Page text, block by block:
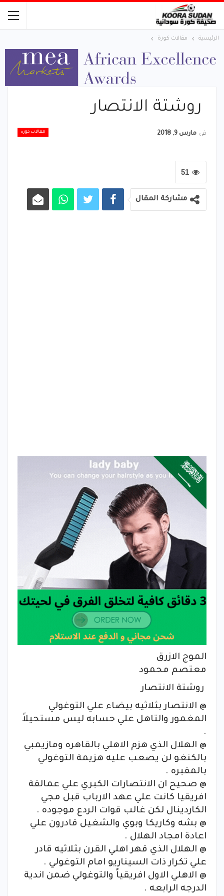
الرئيسية مقالات كورة
روشتة الانتصار
مقالات كورة في مارس 9, 2018
51
مشاركة المقال
الموج الازرق
معتصم محمود
روشتة الانتصار
@ الانتصار بثلاثيه بيضاء علي التوغولي
المغمور والتاهل علي حسابه ليس مستحيلاً
.
@ الهلال الذي هزم الاهلي بالقاهره ومازيمبي
بالكنغو لن يصعب عليه هزيمة التوغولي
بالمقبره .
@ صحيح ان الانتصارات الكبري علي عمالقة
افريقيا كانت علي عهد الارباب قبل مجي
الكاردينال لكن غالب قوات الردع موجوده .
@ بشه وكاريكا وبوي والشغيل قادرون علي
اعادة امجاد الهلال .
@ الهلال الذي قهر اهلي القرن بثلاثيه قادر
علي تكرار ذات السيناريو امام التوغولي .
@ الاهلي الاول افريقياً والتوغولي ضمن اندية
الدرجه الرابعه .